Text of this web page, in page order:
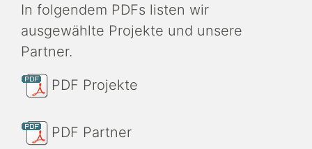
In folgendem PDFs listen wir
ausgewählte Projekte und unsere
Partner.
PDF Projekte
PDF Partner